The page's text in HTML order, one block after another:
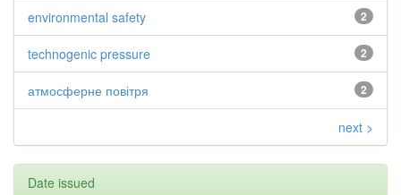
2
environmental safety
2
technogenic pressure
2
атмосферне повітря
next >
Date issued